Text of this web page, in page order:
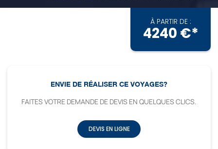
À PARTIR DE :
4240 €*
ENVIE DE RÉALISER CE VOYAGES?
FAITES VOTRE DEMANDE DE DEVIS EN QUELQUES CLICS.
DEVIS EN LIGNE